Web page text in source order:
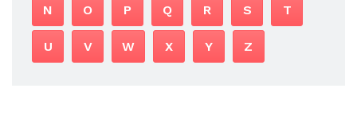
N O P Q R S T
U V W X Y Z